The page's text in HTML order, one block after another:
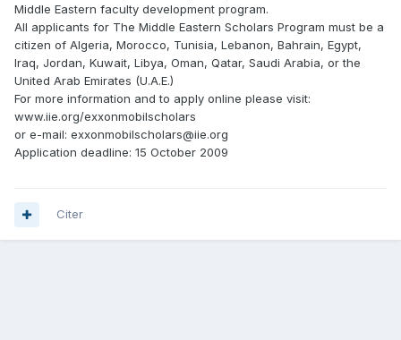
Middle Eastern faculty development program.
All applicants for The Middle Eastern Scholars Program must be a
citizen of Algeria, Morocco, Tunisia, Lebanon, Bahrain, Egypt,
Iraq, Jordan, Kuwait, Libya, Oman, Qatar, Saudi Arabia, or the
United Arab Emirates (U.A.E.)
For more information and to apply online please visit:
www.iie.org/exxonmobilscholars
or e-mail: exxonmobilscholars@iie.org
Application deadline: 15 October 2009
Citer